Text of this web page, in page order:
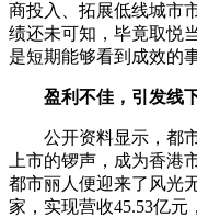
商投入、拓展低线城市
绩还未可知，毕竟取悦
是短期能够看到成效的
盈利不佳，引发线
公开资料显示，都市
上市的锣声，成为香港
都市丽人便迎来了风光
家，实现营收45.53亿元